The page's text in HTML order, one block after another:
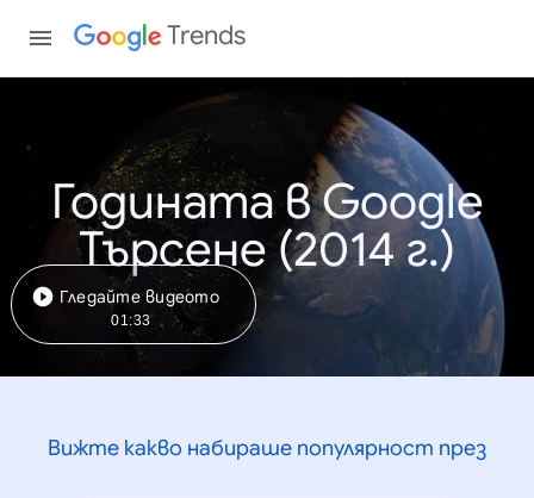
Trends
Годината в Google
Търсене (2014 г.)
Гледайте видеото
01:33
Вижте какво набираше популярност през